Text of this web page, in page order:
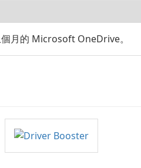
月的 Microsoft OneDrive。